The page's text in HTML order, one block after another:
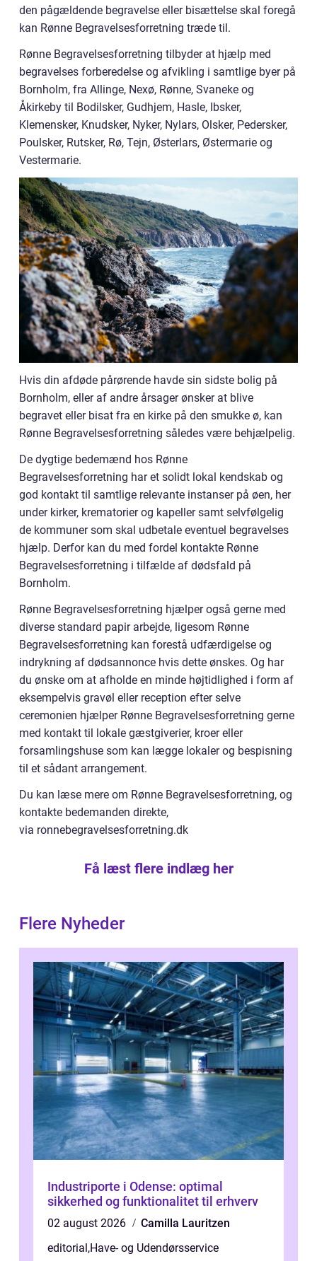
den pågældende begravelse eller bisættelse skal foregå
kan Rønne Begravelsesforretning træde til.
Rønne Begravelsesforretning tilbyder at hjælp med
begravelses forberedelse og afvikling i samtlige byer på
Bornholm, fra Allinge, Nexø, Rønne, Svaneke og
Åkirkeby til Bodilsker, Gudhjem, Hasle, Ibsker,
Klemensker, Knudsker, Nyker, Nylars, Olsker, Pedersker,
Poulsker, Rutsker, Rø, Tejn, Østerlars, Østermarie og
Vestermarie.
Hvis din afdøde pårørende havde sin sidste bolig på
Bornholm, eller af andre årsager ønsker at blive
begravet eller bisat fra en kirke på den smukke ø, kan
Rønne Begravelsesforretning således være behjælpelig.
De dygtige bedemænd hos Rønne
Begravelsesforretning har et solidt lokal kendskab og
god kontakt til samtlige relevante instanser på øen, her
under kirker, krematorier og kapeller samt selvfølgelig
de kommuner som skal udbetale eventuel begravelses
hjælp. Derfor kan du med fordel kontakte Rønne
Begravelsesforretning i tilfælde af dødsfald på
Bornholm.
Rønne Begravelsesforretning hjælper også gerne med
diverse standard papir arbejde, ligesom Rønne
Begravelsesforretning kan forestå udfærdigelse og
indrykning af dødsannonce hvis dette ønskes. Og har
du ønske om at afholde en minde højtidlighed i form af
eksempelvis gravøl eller reception efter selve
ceremonien hjælper Rønne Begravelsesforretning gerne
med kontakt til lokale gæstgiverier, kroer eller
forsamlingshuse som kan lægge lokaler og bespisning
til et sådant arrangement.
Du kan læse mere om Rønne Begravelsesforretning, og
kontakte bedemanden direkte,
via ronnebegravelsesforretning.dk
Få læst flere indlæg her
Flere Nyheder
Industriporte i Odense: optimal
sikkerhed og funktionalitet til erhverv
02 august 2026
Camilla Lauritzen
editorial ,Have- og Udendørsservice